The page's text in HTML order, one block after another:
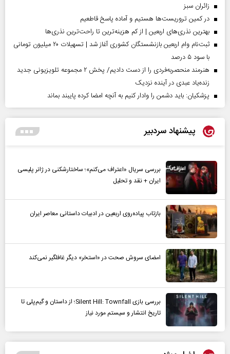
‌زائران سبز
در کمین تروریست‌ها هستیم و آماده پاسخ قاطعیم
بهترین نذری‌های اربعین | از کم هزینه‌ترین تا راحت‌ترین نذری‌ها
ثبت‌نام وام اربعین بازنشستگان کشوری آغاز شد | تسهیلات ۲۰ میلیون تومانی
با سود ۵ درصد
هنرمند منحصر‌به‌فردی را از دست دادیم/ پخش ۲ مجموعه تلویزیونی جدید
زنده‌یاد عبدی در آینده نزدیک
پزشکیان: باید دشمن را وادار کنیم به آنچه امضا کرده پایبند بماند
پیشنهاد سردبیر
بررسی سریال «اعتراف می‌کنم»؛ ساختارشکنی در ژانر پلیسی
ایران + نقد و تحلیل
بازتاب پیاده‌روی اربعین در ادبیات داستانی معاصر ایران
امضای سروش صحت در «استخر» دیگر غافلگیر نمی‌کند
بررسی بازی Silent Hill: Townfall؛ از داستان و گیم‌پلی تا
تاریخ انتشار و سیستم مورد نیاز